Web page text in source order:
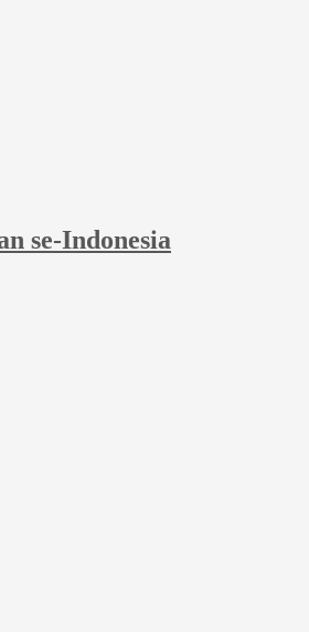
se-Indonesia